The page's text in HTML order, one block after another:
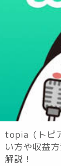
topia（トピ
い方や収益
解説！